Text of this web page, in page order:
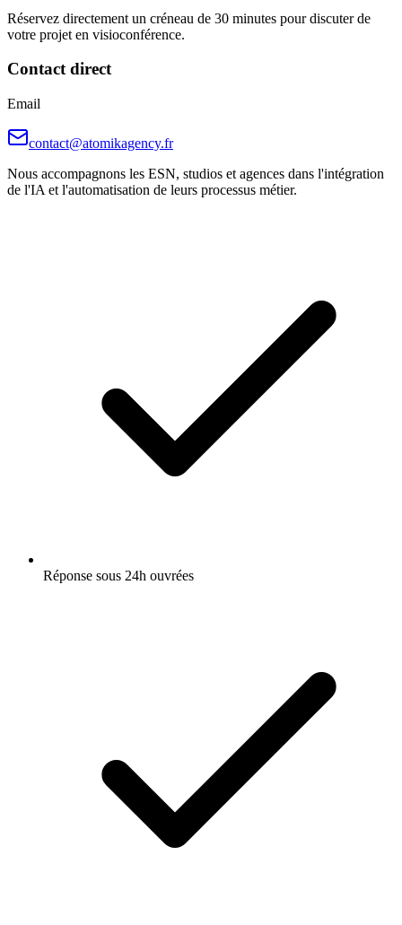
Réservez directement un créneau de 30 minutes pour discuter de
votre projet en visioconférence.
Contact direct
Email
contact@atomikagency.fr
Nous accompagnons les ESN, studios et agences dans l'intégration
de l'IA et l'automatisation de leurs processus métier.
Réponse sous 24h ouvrées